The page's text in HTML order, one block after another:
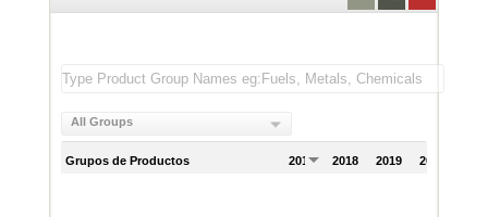
All Groups
Grupos de Productos 2017 2018 2019 2020